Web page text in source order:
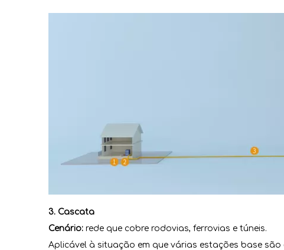
3. Cascata
Cenário: rede que cobre rodovias, ferrovias e túneis.
Aplicável à situação em que várias estações base